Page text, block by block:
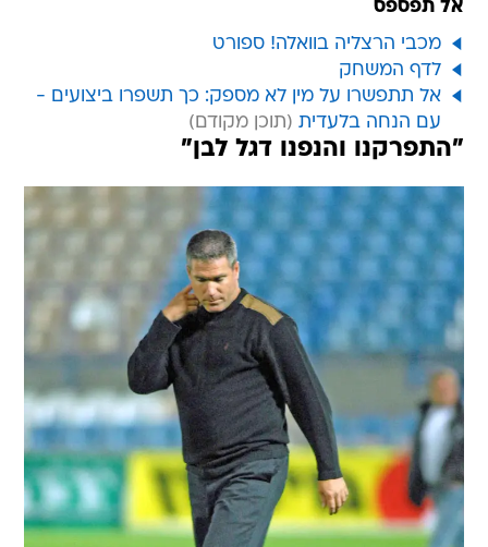
לדף המשחק
אל תתפשרו על מין לא מספק: כך תשפרו ביצועים -
עם הנחה בלעדית
"התפרקנו והנפנו דגל לבן"